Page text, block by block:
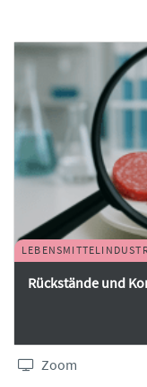
Rückstände und
Zoom